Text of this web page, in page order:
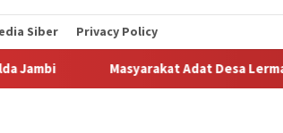
Siber Privacy Policy
Lermatang Menanti Pembayaran